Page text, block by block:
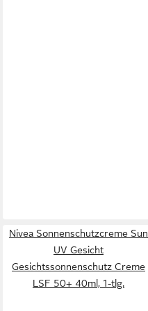
Nivea Sonnenschutzcreme Sun
UV Gesicht
Gesichtssonnenschutz Creme
LSF 50+ 40ml, 1-tlg.